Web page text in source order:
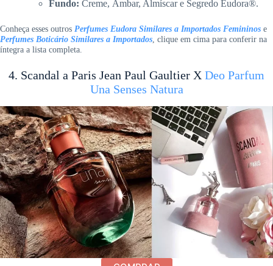
Fundo: Creme, Âmbar, Almíscar e Segredo Eudora®.
Conheça esses outros Perfumes Eudora Similares a Importados Femininos e
Perfumes Boticário Similares a Importados, clique em cima para conferir na
íntegra a lista completa.
4. Scandal a Paris Jean Paul Gaultier X Deo Parfum
Una Senses Natura